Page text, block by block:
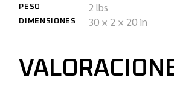
PESO 2 lbs
DIMENSIONES 30 × 2 × 20 in